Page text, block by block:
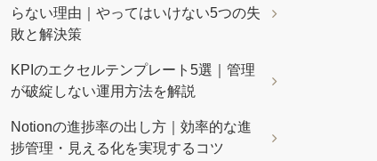
らない理由｜やってはいけない5つの失
敗と解決策
KPIのエクセルテンプレート5選｜管理
が破綻しない運用方法を解説
Notionの進捗率の出し方｜効率的な進
捗管理・見える化を実現するコツ